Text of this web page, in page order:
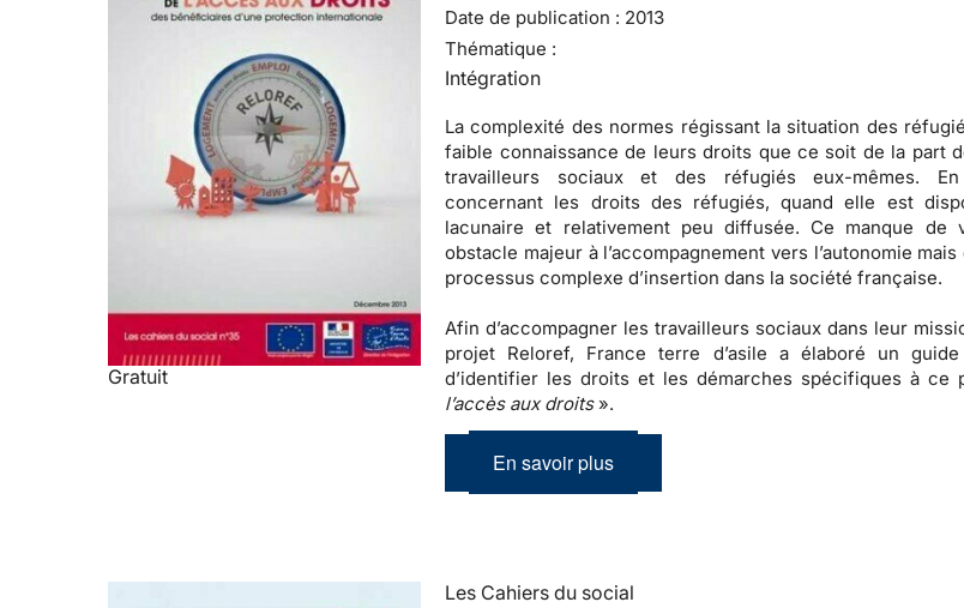
Gratuit
Date de publication : 2013
Thématique :
Intégration
La complexité des normes régissant la situation des
faible connaissance de leurs droits que ce soit de la part
travailleurs sociaux et des réfugiés eux-mêmes. En
concernant les droits des réfugiés, quand elle est
lacunaire et relativement peu diffusée. Ce manque de
obstacle majeur à l’accompagnement vers l’autonomie
processus complexe d’insertion dans la société française.
Afin d’accompagner les travailleurs sociaux dans leur
projet Reloref, France terre d’asile a élaboré un
d’identifier les droits et les démarches spécifiques à ce
l’accès aux droits».
En savoir plus
Les Cahiers du social